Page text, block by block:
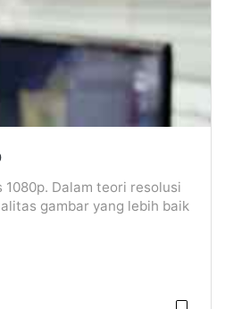
1080p. Dalam teori resolusi
gambar yang lebih baik